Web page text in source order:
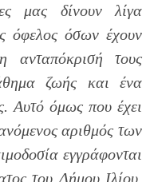
μας δίνουν λίγα
όφελος όσων έχουν
τους
ζωής και ένα
Αυτό όμως που έχει
αριθμός των
εγγράφονται
του Δήμου Ιλίου,